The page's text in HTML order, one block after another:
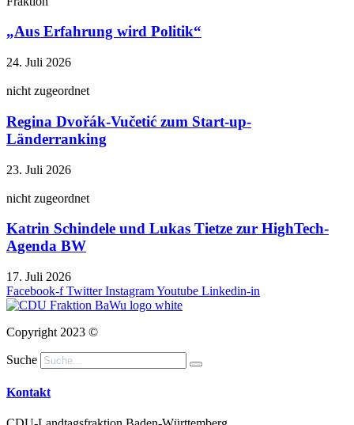
„Aus Erfahrung wird Politik“
24. Juli 2026
nicht zugeordnet
Regina Dvořák-Vučetić zum Start-up-
Länderranking
23. Juli 2026
nicht zugeordnet
Katrin Schindele und Lukas Tietze zur HighTech-
Agenda BW
17. Juli 2026
Facebook-f Twitter InstagramYoutube Linkedin-in
Copyright 2023 ©
Suche
Kontakt